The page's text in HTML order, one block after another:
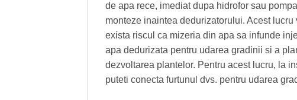
de apa rece, imediat dupa hidrofor sau
monteze inaintea dedurizatorului. Acest
exista riscul ca mizeria din apa sa infunde
apa dedurizata pentru udarea gradinii si a
dezvoltarea plantelor. Pentru acest lucru, la
puteti conecta furtunul dvs. pentru udarea